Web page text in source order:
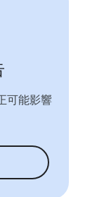
可能影響